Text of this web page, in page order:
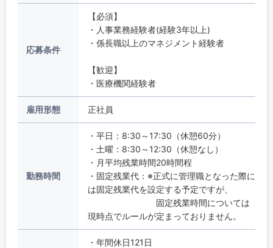
応募条件
【必須】
・人事業務経験者(経験3年以上)
・係長職以上のマネジメント経験者
【歓迎】
・医療機関経験者
雇用形態 正社員
勤務時間
・平日：8:30～17:30（休憩60分）
・土曜：8:30～12:30（休憩なし）
・月平均残業時間20時間程
・固定残業代：※正式に管理職となった際に
は固定残業代を設定する予定ですが、
固定残業時間については
現時点でルールが定まっておりません。
・年間休日121日